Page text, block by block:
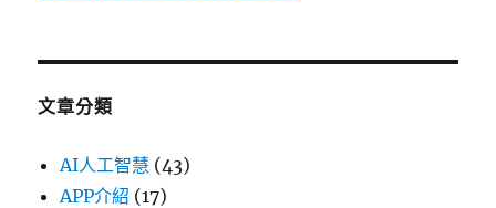
文章分類
AI人工智慧 (43)
APP介紹 (17)